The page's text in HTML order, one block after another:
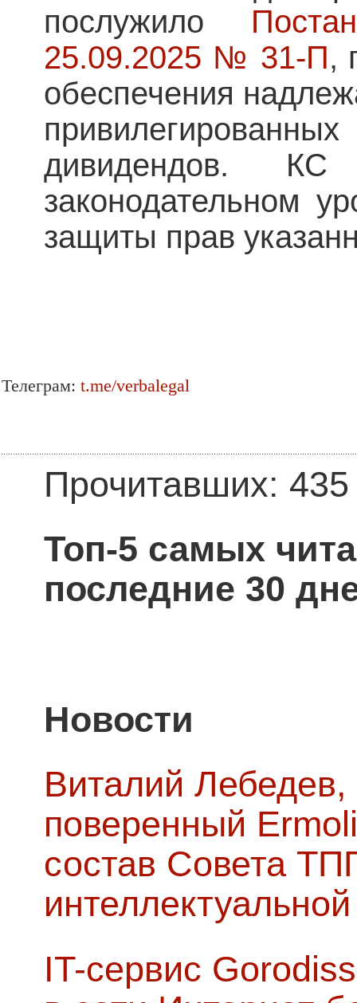
послужило
25.09.2025 № 31-П,
обеспечения
дивидендов.
законодательном
защиты прав
Телеграм: t.me/verbalegal
Прочитавших: 435
Топ-5 самых
последние 30
Новости
Виталий Лебедев,
поверенный
состав Совета
IT-сервис